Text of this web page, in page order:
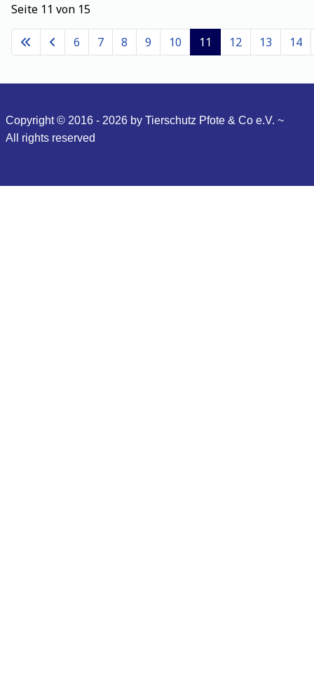
Seite 11 von 15
6 7 8 9 10 11 12 13 14
Copyright © 2016 - 2026 by Tierschutz Pfote & Co e.V. ~
All rights reserved